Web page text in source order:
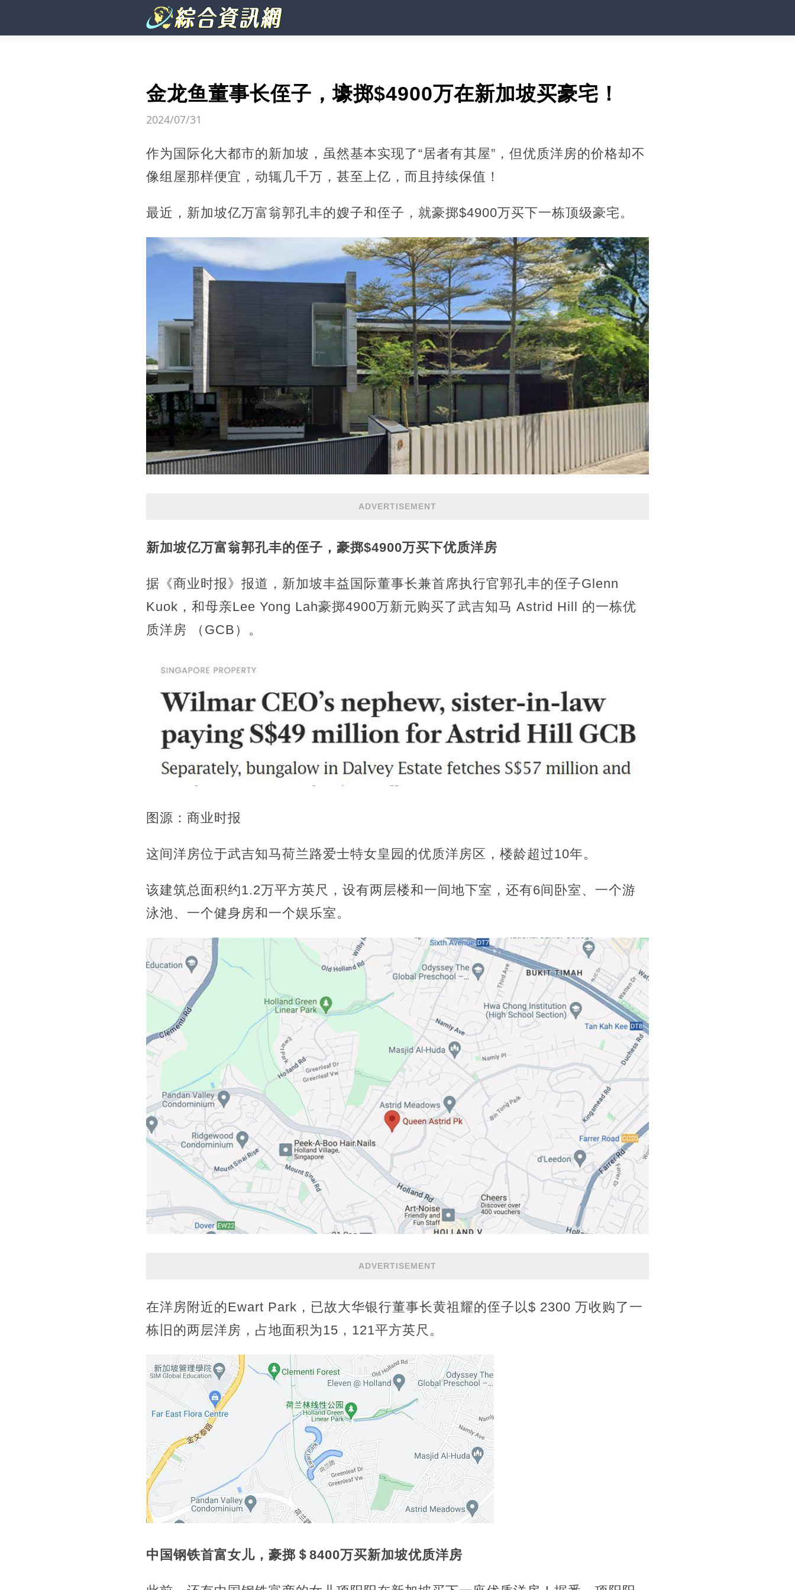
金龙鱼董事长侄子，壕掷$4900万在新加坡买豪宅！
2024/07/31
作为国际化大都市的新加坡，虽然基本实现了“居者有其屋”，但优质洋房的价格却不
像组屋那样便宜，动辄几千万，甚至上亿，而且持续保值！
最近，新加坡亿万富翁郭孔丰的嫂子和侄子，就豪掷$4900万买下一栋顶级豪宅。
ADVERTISEMENT
新加坡亿万富翁郭孔丰的侄子，豪掷$4900万买下优质洋房
据《商业时报》报道，新加坡丰益国际董事长兼首席执行官郭孔丰的侄子Glenn
Kuok，和母亲Lee Yong Lah豪掷4900万新元购买了武吉知马 Astrid Hill 的一栋优
质洋房 （GCB）。
图源：商业时报
这间洋房位于武吉知马荷兰路爱士特女皇园的优质洋房区，楼龄超过10年。
该建筑总面积约1.2万平方英尺，设有两层楼和一间地下室，还有6间卧室、一个游
泳池、一个健身房和一个娱乐室。
ADVERTISEMENT
在洋房附近的Ewart Park，已故大华银行董事长黄祖耀的侄子以$ 2300 万收购了一
栋旧的两层洋房，占地面积为15，121平方英尺。
中国钢铁首富女儿，豪掷＄8400万买新加坡优质洋房